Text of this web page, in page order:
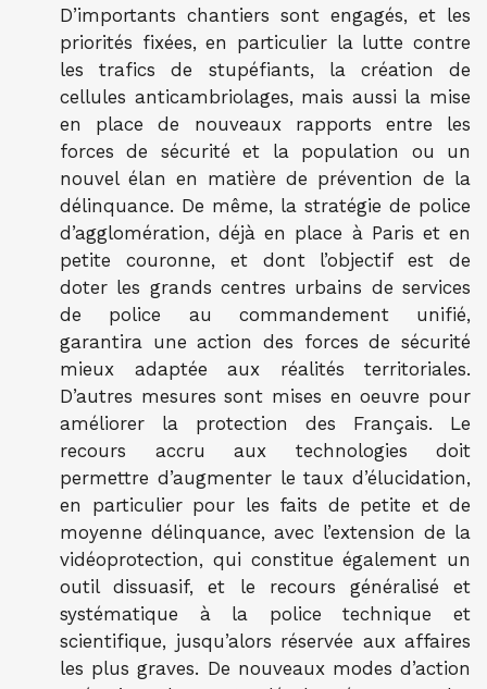
D’importants chantiers sont engagés, et les
priorités fixées, en particulier la lutte contre
les trafics de stupéfiants, la création de
cellules anticambriolages, mais aussi la mise
en place de nouveaux rapports entre les
forces de sécurité et la population ou un
nouvel élan en matière de prévention de la
délinquance. De même, la stratégie de police
d’agglomération, déjà en place à Paris et en
petite couronne, et dont l’objectif est de
doter les grands centres urbains de services
de police au commandement unifié,
garantira une action des forces de sécurité
mieux adaptée aux réalités territoriales.
D’autres mesures sont mises en oeuvre pour
améliorer la protection des Français. Le
recours accru aux technologies doit
permettre d’augmenter le taux d’élucidation,
en particulier pour les faits de petite et de
moyenne délinquance, avec l’extension de la
vidéoprotection, qui constitue également un
outil dissuasif, et le recours généralisé et
systématique à la police technique et
scientifique, jusqu’alors réservée aux affaires
les plus graves. De nouveaux modes d’action